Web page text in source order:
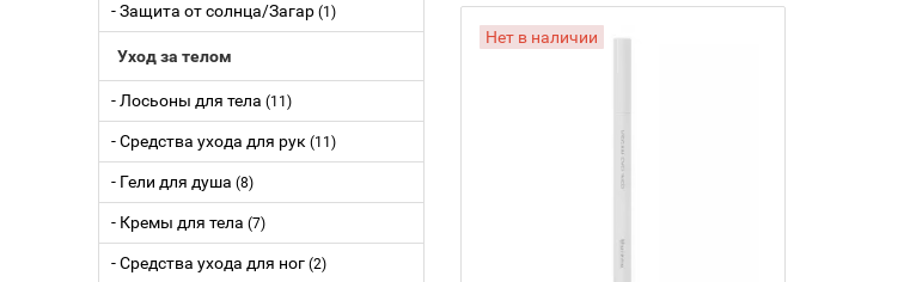
- Защита от солнца/Загар(1)
Уход за телом
- Лосьоны для тела(11)
- Средства ухода для рук(11)
- Гели для душа(8)
- Кремы для тела(7)
- Средства ухода для ног(2)
Нет в наличии